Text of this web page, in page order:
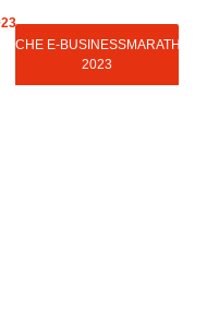
WOCHE E-BUSINESSMARATHON
2023